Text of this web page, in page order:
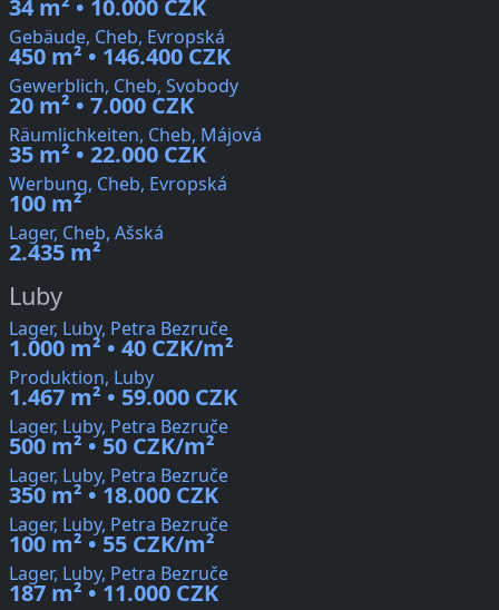
34 m² • 10.000 CZK
Gebäude, Cheb, Evropská
450 m² • 146.400 CZK
Gewerblich, Cheb, Svobody
20 m² • 7.000 CZK
Räumlichkeiten, Cheb, Májová
35 m² • 22.000 CZK
Werbung, Cheb, Evropská
100 m²
Lager, Cheb, Ašská
2.435 m²
Luby
Lager, Luby, Petra Bezruče
1.000 m² • 40 CZK/m²
Produktion, Luby
1.467 m² • 59.000 CZK
Lager, Luby, Petra Bezruče
500 m² • 50 CZK/m²
Lager, Luby, Petra Bezruče
350 m² • 18.000 CZK
Lager, Luby, Petra Bezruče
100 m² • 55 CZK/m²
Lager, Luby, Petra Bezruče
187 m² • 11.000 CZK